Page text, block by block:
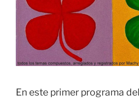
En este primer programa